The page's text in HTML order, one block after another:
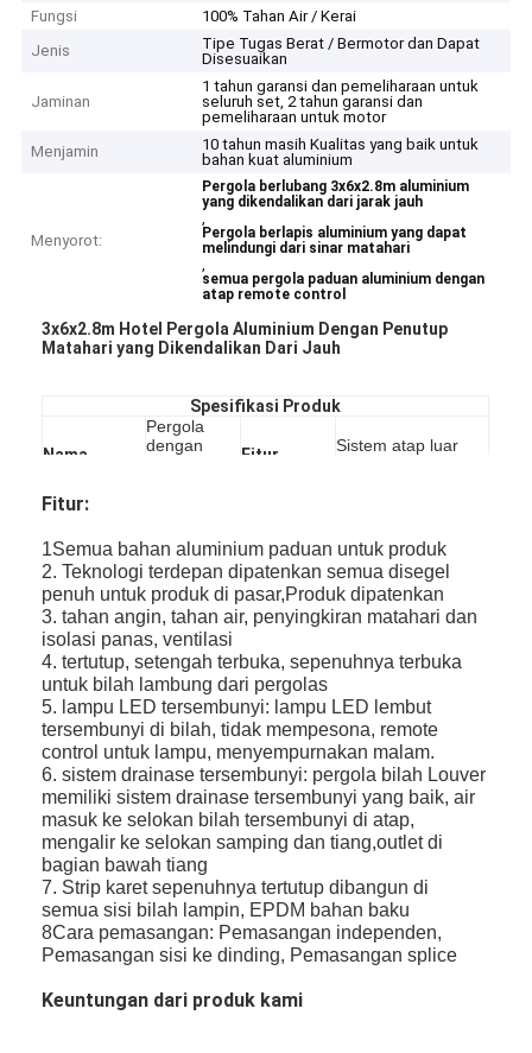
Fungsi
100% Tahan Air / Kerai
Jenis
Tipe Tugas Berat / Bermotor dan Dapat
Disesuaikan
Jaminan
1 tahun garansi dan pemeliharaan untuk
seluruh set, 2 tahun garansi dan
pemeliharaan untuk motor
Menjamin
10 tahun masih Kualitas yang baik untuk
bahan kuat aluminium
Menyorot:
Pergola berlubang 3x6x2.8m aluminium
yang dikendalikan dari jarak jauh
,
Pergola berlapis aluminium yang dapat
melindungi dari sinar matahari
,
semua pergola paduan aluminium dengan
atap remote control
3x6x2.8m Hotel Pergola Aluminium Dengan Penutup
Matahari yang Dikendalikan Dari Jauh
Spesifikasi Produk
Nama
Pergola
dengan
Fitur
Sistem atap luar
Bahan-
bahan
Aluminium
Alloy-
6063T5
Louver
Aluminium
180*43mm*1.6mm
Aluminium
Post
150*150mm
*2,5mm
Aluminium
Sudut
disesuaikan
0 ~ 100
derajat
Warna
bingkai
Abu-abu gelap,
Putih / Custom
made
Aplikasi
Di luar
ruangan,
balkon,
taman,
halaman
belakang,
rumah
besar,
bangunan,
halaman
Jaminan
1 tahun untuk
seluruh set, 2 tahun
untuk motor
Ketebalan
Aluminium
1.6mm ~
2.1mm
Pengerjaan
Frame
Lapisan bubuk
Ukuran:
4000*5000*2800mm 4000*6000*2800mm
Fitur:
1Semua bahan aluminium paduan untuk produk
2. Teknologi terdepan dipatenkan semua disegel
penuh untuk produk di pasar,Produk dipatenkan
3. tahan angin, tahan air, penyingkiran matahari dan
isolasi panas, ventilasi
4. tertutup, setengah terbuka, sepenuhnya terbuka
untuk bilah lambung dari pergolas
5. lampu LED tersembunyi: lampu LED lembut
tersembunyi di bilah, tidak mempesona, remote
control untuk lampu, menyempurnakan malam.
6. sistem drainase tersembunyi: pergola bilah Louver
memiliki sistem drainase tersembunyi yang baik, air
masuk ke selokan bilah tersembunyi di atap,
mengalir ke selokan samping dan tiang,outlet di
bagian bawah tiang
7. Strip karet sepenuhnya tertutup dibangun di
semua sisi bilah lampin, EPDM bahan baku
8Cara pemasangan: Pemasangan independen,
Pemasangan sisi ke dinding, Pemasangan splice
Keuntungan dari produk kami